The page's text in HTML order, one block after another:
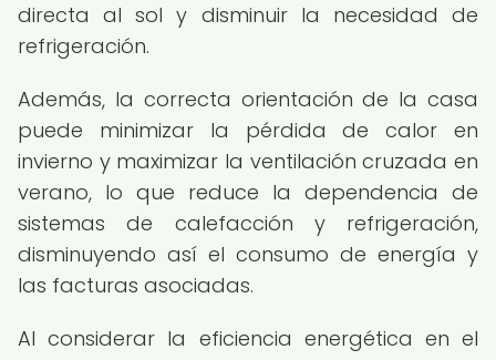
directa al sol y disminuir la necesidad de
refrigeración.
Además, la correcta orientación de la casa
puede minimizar la pérdida de calor en
invierno y maximizar la ventilación cruzada en
verano, lo que reduce la dependencia de
sistemas de calefacción y refrigeración,
disminuyendo así el consumo de energía y
las facturas asociadas.
Al considerar la eficiencia energética en el